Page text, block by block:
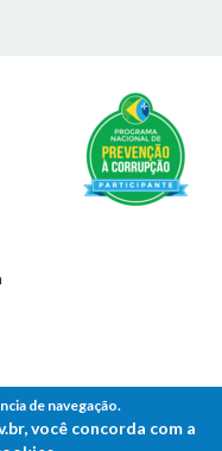
de navegação.
você concorda com a